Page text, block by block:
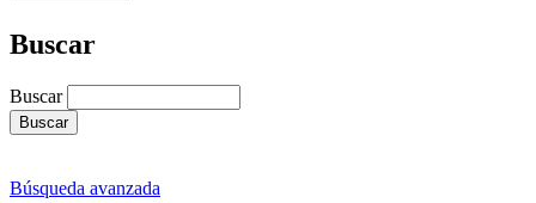
Buscar
Buscar
Búsqueda avanzada